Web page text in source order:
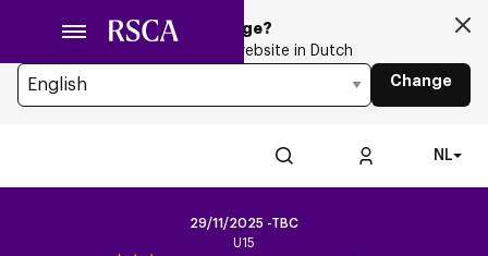
hoofdinhoud
Looking for another Language?
You’re currently browsing the website in Dutch
Change
NL
29/11/2025 -TBC
U15